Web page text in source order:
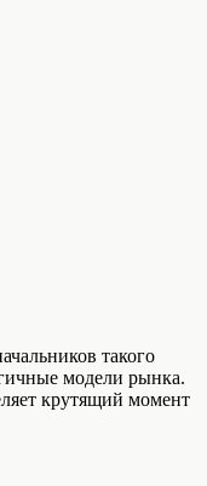
такого
модели рынка.
крутящий момент